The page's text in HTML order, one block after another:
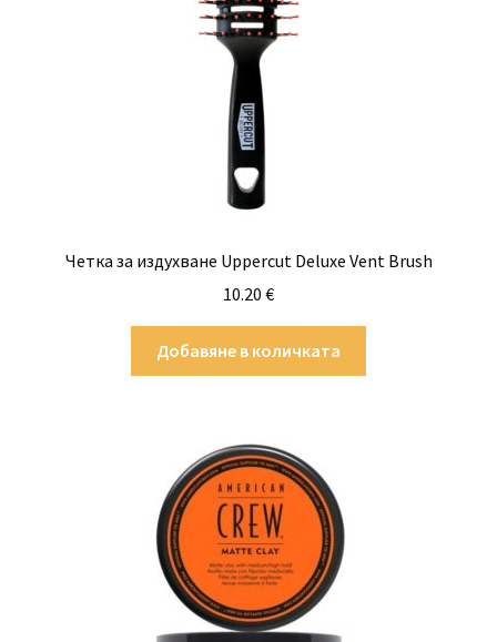
Четка за издухване Uppercut Deluxe Vent Brush
10.20 €
Добавяне в количката